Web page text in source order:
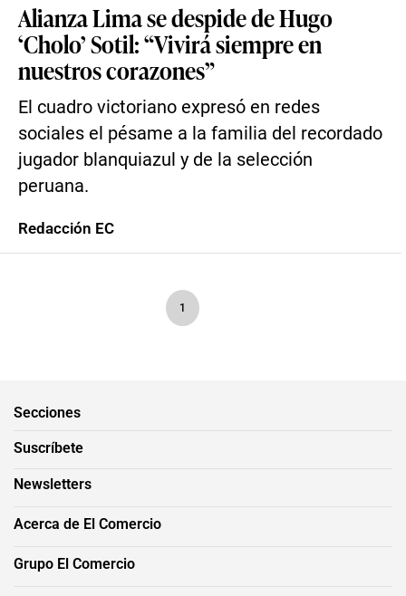
Alianza Lima se despide de Hugo
‘Cholo’ Sotil: “Vivirá siempre en
nuestros corazones”
El cuadro victoriano expresó en redes
sociales el pésame a la familia del recordado
jugador blanquiazul y de la selección
peruana.
Redacción EC
1
Secciones
Suscríbete
Newsletters
Acerca de El Comercio
Grupo El Comercio